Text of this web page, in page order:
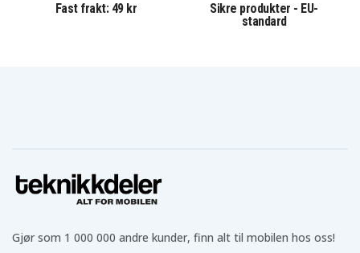
Fast frakt: 49 kr
Sikre produkter - EU-
standard
Gjør som 1 000 000 andre kunder, finn alt til mobilen hos oss!